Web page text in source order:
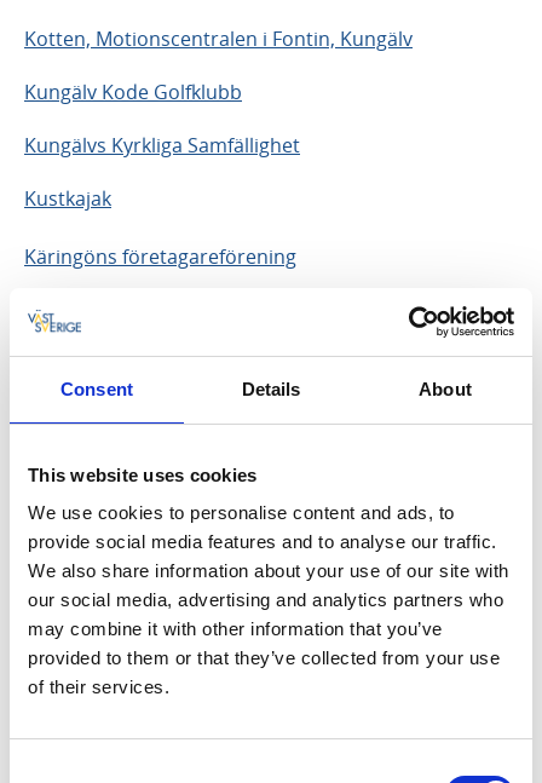
Consent Details About
This website uses cookies
We use cookies to personalise content and ads, to
provide social media features and to analyse our traffic.
We also share information about your use of our site with
our social media, advertising and analytics partners who
may combine it with other information that you’ve
provided to them or that they’ve collected from your use
of their services.
Kotten, Motionscentralen i Fontin, Kungälv
Kungälv Kode Golfklubb
Kungälvs Kyrkliga Samfällighet
Kustkajak
Käringöns företagareförening
Käringön Logi & Bastu
Linas Brygga
Ljungskile Folkhögskola Kurs & Konferens
Lilla Brattön
LO Bikes